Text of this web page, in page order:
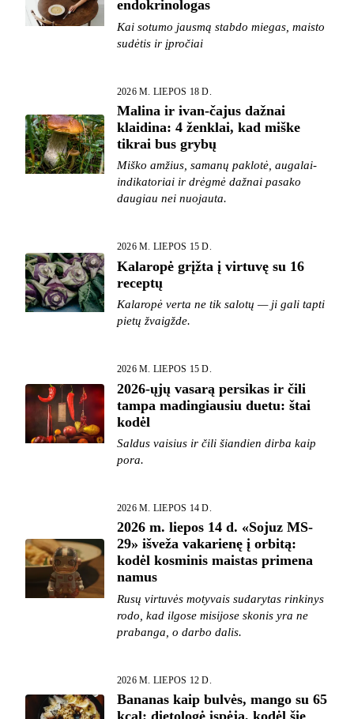
endokrinologas
Kai sotumo jausmą stabdo miegas, maisto
sudėtis ir įpročiai
2026 M. LIEPOS 18 D.
Malina ir ivan-čajus dažnai
klaidina: 4 ženklai, kad miške
tikrai bus grybų
Miško amžius, samanų paklotė, augalai-
indikatoriai ir drėgmė dažnai pasako
daugiau nei nuojauta.
2026 M. LIEPOS 15 D.
Kalaropė grįžta į virtuvę su 16
receptų
Kalaropė verta ne tik salotų — ji gali tapti
pietų žvaigžde.
2026 M. LIEPOS 15 D.
2026-ųjų vasarą persikas ir čili
tampa madingiausiu duetu: štai
kodėl
Saldus vaisius ir čili šiandien dirba kaip
pora.
2026 M. LIEPOS 14 D.
2026 m. liepos 14 d. «Sojuz MS-
29» išveža vakarienę į orbitą:
kodėl kosminis maistas primena
namus
Rusų virtuvės motyvais sudarytas rinkinys
rodo, kad ilgose misijose skonis yra ne
prabanga, o darbo dalis.
2026 M. LIEPOS 12 D.
Bananas kaip bulvės, mango su 65